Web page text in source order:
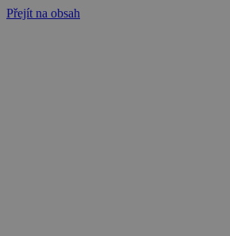
Přejít na obsah